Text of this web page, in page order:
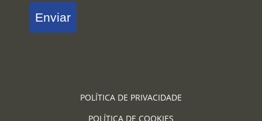
Enviar
POLÍTICA DE PRIVACIDADE
POLÍTICA DE COOKIES